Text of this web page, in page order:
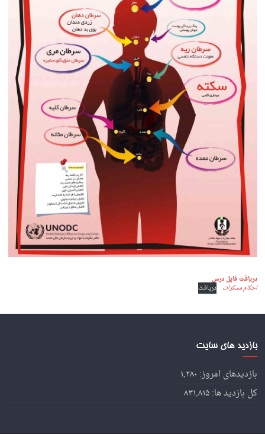
دریافت فایل درس
احکام مسکرات دریافت
بازدید های سایت
بازدیدهای امروز: ۱,۲۸۰
کل بازدید ها:۸۳۱,۸۱۵